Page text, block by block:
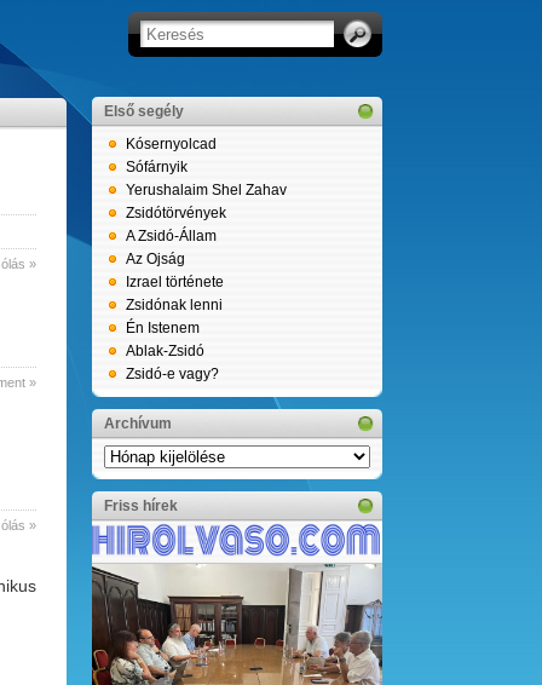
»
»
»
Első segély
Kósernyolcad
Sófárnyik
Yerushalaim Shel Zahav
Zsidótörvények
A Zsidó-Állam
Az Ojság
Izrael története
Zsidónak lenni
Én Istenem
Ablak-Zsidó
Zsidó-e vagy?
Archívum
Archívum
Friss hírek